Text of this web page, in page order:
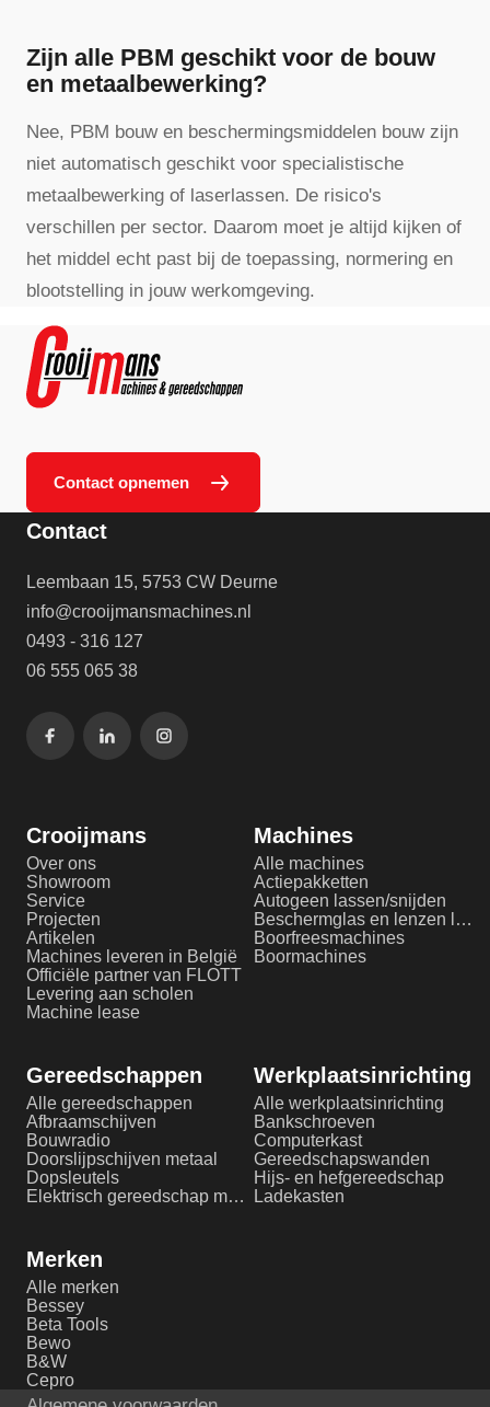
Zijn alle PBM geschikt voor de bouw
en metaalbewerking?
Nee, PBM bouw en beschermingsmiddelen bouw zijn
niet automatisch geschikt voor specialistische
metaalbewerking of laserlassen. De risico's
verschillen per sector. Daarom moet je altijd kijken of
het middel echt past bij de toepassing, normering en
blootstelling in jouw werkomgeving.
Contact opnemen
Contact
Leembaan 15, 5753 CW Deurne
info@crooijmansmachines.nl
0493 - 316 127
06 555 065 38
Crooijmans
Over ons
Showroom
Service
Projecten
Artikelen
Machines leveren in België
Officiële partner van FLOTT
Levering aan scholen
Machine lease
Machines
Alle machines
Actiepakketten
Autogeen lassen/snijden
Beschermglas en lenzen laserlassen
Boorfreesmachines
Boormachines
Gereedschappen
Alle gereedschappen
Afbraamschijven
Bouwradio
Doorslijpschijven metaal
Dopsleutels
Elektrisch gereedschap metaalbewerking
Werkplaatsinrichting
Alle werkplaatsinrichting
Bankschroeven
Computerkast
Gereedschapswanden
Hijs- en hefgereedschap
Ladekasten
Merken
Alle merken
Bessey
Beta Tools
Bewo
B&W
Cepro